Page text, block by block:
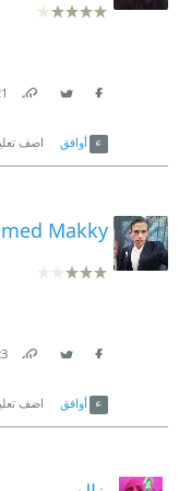
أوافق اضف
Makky
أوافق اضف